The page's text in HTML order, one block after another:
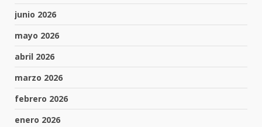
junio 2026
mayo 2026
abril 2026
marzo 2026
febrero 2026
enero 2026